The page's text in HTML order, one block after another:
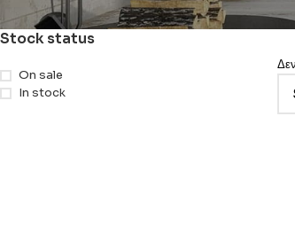
Stock status
On sale
In stock